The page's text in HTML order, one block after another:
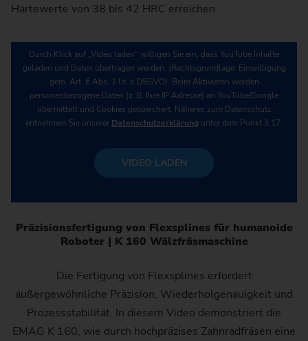
Härtewerte von 38 bis 42 HRC erreichen.
Durch Klick auf „Video laden“ willigen Sie ein, dass YouTube Inhalte
geladen und Daten übertragen werden. (Rechtsgrundlage: Einwilligung
gem. Art. 6 Abs. 1 lit. a DSGVO). Beim Aktivieren werden
personenbezogene Daten (z. B. Ihre IP Adresse) an YouTube/Google
übermittelt und Cookies gespeichert. Näheres zum Datenschutz
entnehmen Sie unserer Datenschutzerklärung unter dem Punkt 3.17.
VIDEO LADEN
Präzisionsfertigung von Flexsplines für humanoide
Roboter | K 160 Wälzfräsmaschine
Die Fertigung von Flexsplines erfordert
außergewöhnliche Präzision, Wiederholgenauigkeit und
Prozessstabilität. In diesem Video demonstriert die
EMAG K 160, wie durch hochpräzises Zahnradfräsen eine